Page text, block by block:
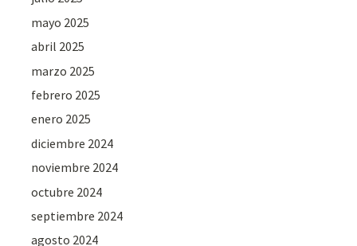
mayo 2025
abril 2025
marzo 2025
febrero 2025
enero 2025
diciembre 2024
noviembre 2024
octubre 2024
septiembre 2024
agosto 2024